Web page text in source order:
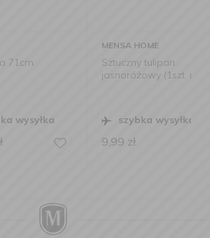
MENSA HOME
Sztuczny tulipan
jasnoróżowy (1szt. mix)
szybka wysyłka
zł